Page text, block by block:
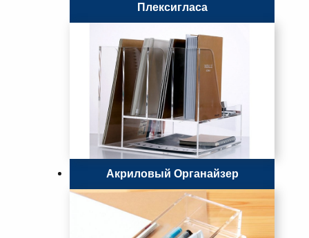
Плексигласа
Акриловый Органайзер